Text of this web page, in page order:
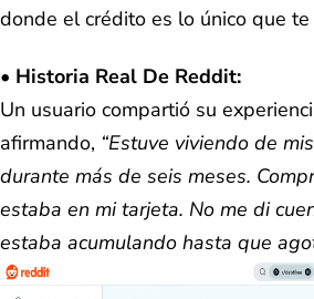
donde el crédito es lo único que
• Historia Real De Reddit:
Un usuario compartió su
afirmando, “Estuve viviendo de
durante más de seis meses.
estaba en mi tarjeta. No me di
estaba acumulando hasta que